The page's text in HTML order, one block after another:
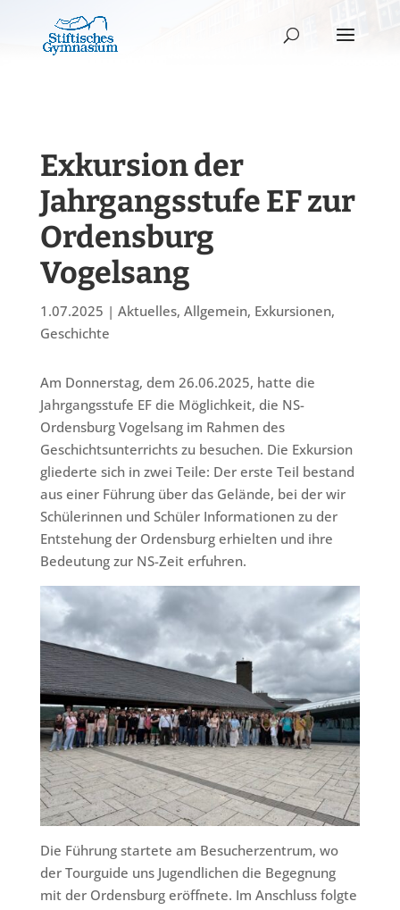
Exkursion der
Jahrgangsstufe EF zur
Ordensburg
Vogelsang
1.07.2025 | Aktuelles, Allgemein, Exkursionen,
Geschichte
Am Donnerstag, dem 26.06.2025, hatte die
Jahrgangsstufe EF die Möglichkeit, die NS-
Ordensburg Vogelsang im Rahmen des
Geschichtsunterrichts zu besuchen. Die Exkursion
gliederte sich in zwei Teile: Der erste Teil bestand
aus einer Führung über das Gelände, bei der wir
Schülerinnen und Schüler Informationen zu der
Entstehung der Ordensburg erhielten und ihre
Bedeutung zur NS-Zeit erfuhren.
Die Führung startete am Besucherzentrum, wo
der Tourguide uns Jugendlichen die Begegnung
mit der Ordensburg eröffnete. Im Anschluss folgte